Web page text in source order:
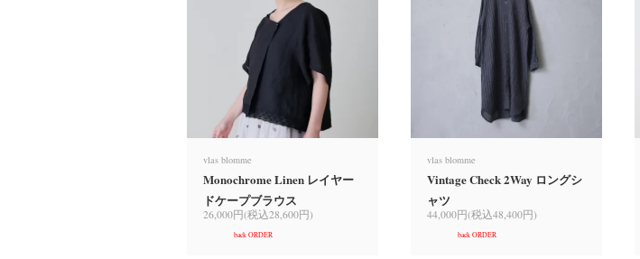
vlas blomme
Monochrome Linen レイヤー
ドケープブラウス
26,000円(税込28,600円)
back ORDER
vlas blomme
Vintage Check 2Way ロングシ
ャツ
44,000円(税込48,400円)
back ORDER